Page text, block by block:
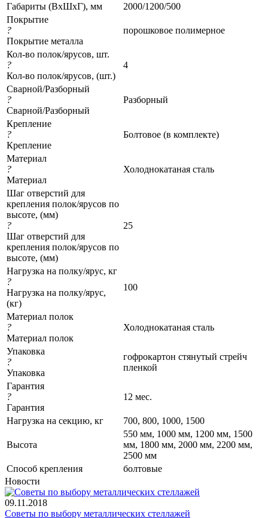
Габариты (ВхШхГ), мм
2000/1200/500
Покрытие
?
Покрытие металла
порошковое полимерное
Кол-во полок/ярусов, шт.
?
Кол-во полок/ярусов, (шт.)
4
Сварной/Разборный
?
Сварной/Разборный
Разборный
Крепление
?
Крепление
Болтовое (в комплекте)
Материал
?
Материал
Холоднокатаная сталь
Шаг отверстий для
крепления полок/ярусов по
высоте, (мм)
?
Шаг отверстий для
крепления полок/ярусов по
высоте, (мм)
25
Нагрузка на полку/ярус, кг
?
Нагрузка на полку/ярус,
(кг)
100
Материал полок
?
Материал полок
Холоднокатаная сталь
Упаковка
?
Упаковка
гофрокартон стянутый стрейч
пленкой
Гарантия
?
Гарантия
12 мес.
Нагрузка на секцию, кг 700, 800, 1000, 1500
Высота
550 мм, 1000 мм, 1200 мм, 1500
мм, 1800 мм, 2000 мм, 2200 мм,
2500 мм
Cпособ крепления
болтовые
Новости
09.11.2018
Советы по выбору металлических стеллажей